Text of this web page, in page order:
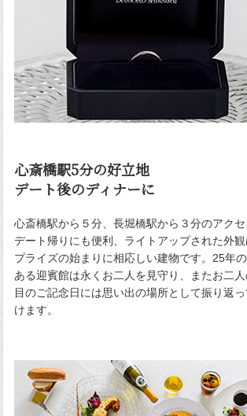
心斎橋駅5分の好立地
デート後のディナーに
心斎橋駅から５分、長堀橋駅から３分のアクセ
デート帰りにも便利、ライトアップされた外
プライズの始まりに相応しい建物です。25年
ある迎賓館は永くお二人を見守り、またお二
目のご記念日には思い出の場所として振り返
けます。